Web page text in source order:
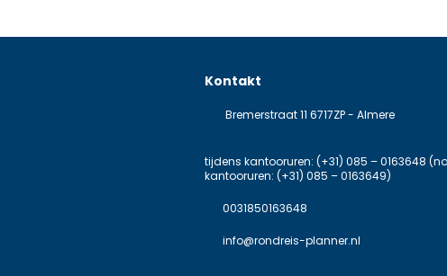
Kontakt
Bremerstraat 11 6717ZP - Almere
tijdens kantooruren: (+31) 085 – 0163648
kantooruren: (+31) 085 – 0163649)
0031850163648
info@rondreis-planner.nl